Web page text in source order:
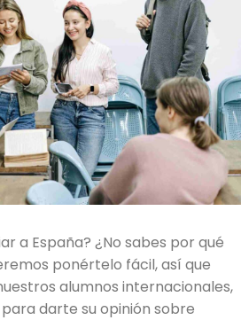
a España? ¿No sabes por qué
ponértelo fácil, así que
alumnos internacionales,
darte su opinión sobre